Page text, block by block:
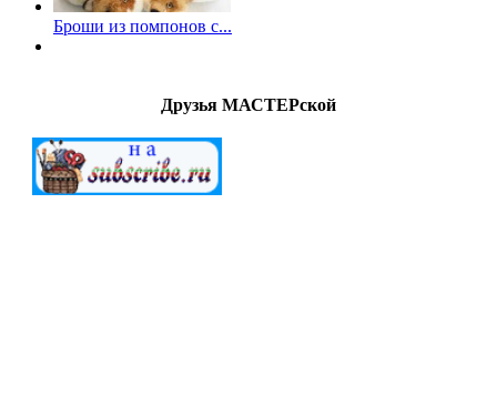
Броши из помпонов с...
Друзья МАСТЕРской